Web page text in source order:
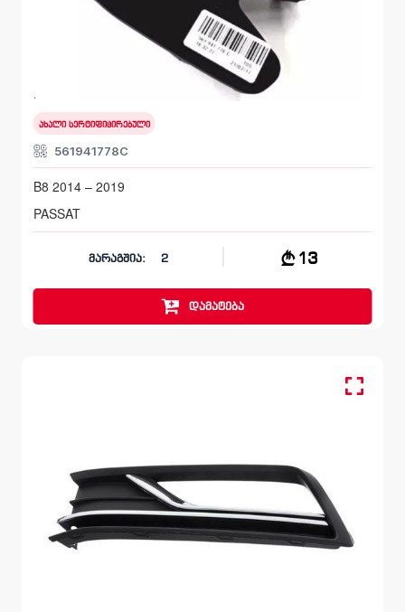
წინა მარჯვენა, რეფლექტორი
B8 2014 – 2019
ახალი სერტიფიცირებული
561941778C
B8 2014 – 2019
PASSAT
მარაგშია: 2 13
დამატება